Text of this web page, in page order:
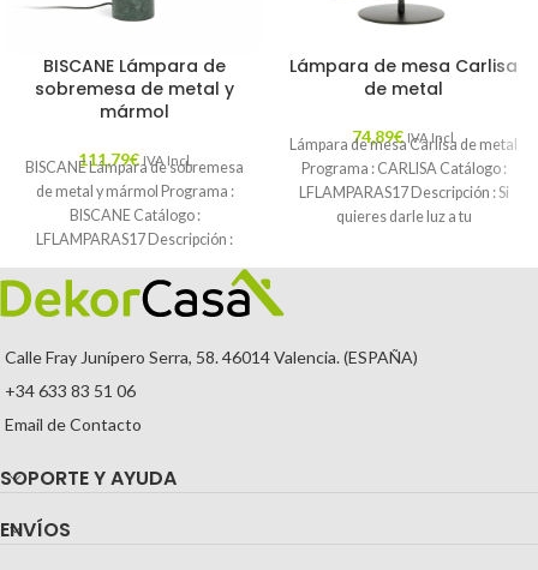
BISCANE Lámpara de
sobremesa de metal y
mármol
111,79€ IVA Incl.
BISCANE Lámpara de sobremesa
de metal y mármol Programa :
BISCANE Catálogo :
LFLAMPARAS17 Descripción :
Unimos iluminación y diseño
Lámpara de mesa Carlisa
de metal
74,89€ IVA Incl.
Lámpara de mesa Carlisa de metal
Programa : CARLISA Catálogo :
LFLAMPARAS17 Descripción : Si
quieres darle luz a tu
Calle Fray Junípero Serra, 58. 46014 Valencia. (ESPAÑA)
+34 633 83 51 06
Email de Contacto
SOPORTE Y AYUDA
ENVÍOS